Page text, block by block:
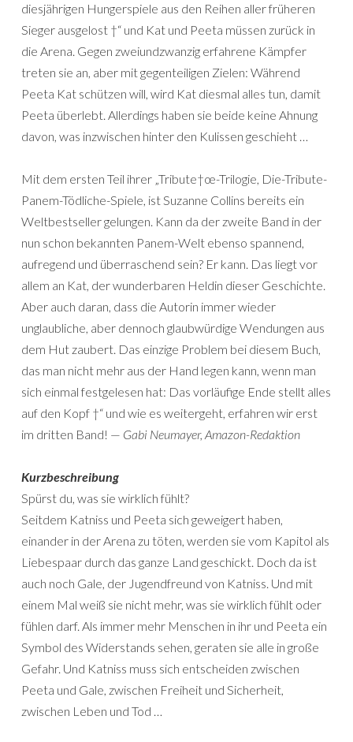
diesjährigen Hungerspiele aus den Reihen aller früheren
Sieger ausgelost †“ und Kat und Peeta müssen zurück in
die Arena. Gegen zweiundzwanzig erfahrene Kämpfer
treten sie an, aber mit gegenteiligen Zielen: Während
Peeta Kat schützen will, wird Kat diesmal alles tun, damit
Peeta überlebt. Allerdings haben sie beide keine Ahnung
davon, was inzwischen hinter den Kulissen geschieht …
Mit dem ersten Teil ihrer „Tribute†œ-Trilogie, Die-Tribute-
Panem-Tödliche-Spiele, ist Suzanne Collins bereits ein
Weltbestseller gelungen. Kann da der zweite Band in der
nun schon bekannten Panem-Welt ebenso spannend,
aufregend und überraschend sein? Er kann. Das liegt vor
allem an Kat, der wunderbaren Heldin dieser Geschichte.
Aber auch daran, dass die Autorin immer wieder
unglaubliche, aber dennoch glaubwürdige Wendungen aus
dem Hut zaubert. Das einzige Problem bei diesem Buch,
das man nicht mehr aus der Hand legen kann, wenn man
sich einmal festgelesen hat: Das vorläufige Ende stellt alles
auf den Kopf †“ und wie es weitergeht, erfahren wir erst
im dritten Band! — Gabi Neumayer, Amazon-Redaktion
Kurzbeschreibung
Spürst du, was sie wirklich fühlt?
Seitdem Katniss und Peeta sich geweigert haben,
einander in der Arena zu töten, werden sie vom Kapitol als
Liebespaar durch das ganze Land geschickt. Doch da ist
auch noch Gale, der Jugendfreund von Katniss. Und mit
einem Mal weiß sie nicht mehr, was sie wirklich fühlt oder
fühlen darf. Als immer mehr Menschen in ihr und Peeta ein
Symbol des Widerstands sehen, geraten sie alle in große
Gefahr. Und Katniss muss sich entscheiden zwischen
Peeta und Gale, zwischen Freiheit und Sicherheit,
zwischen Leben und Tod …